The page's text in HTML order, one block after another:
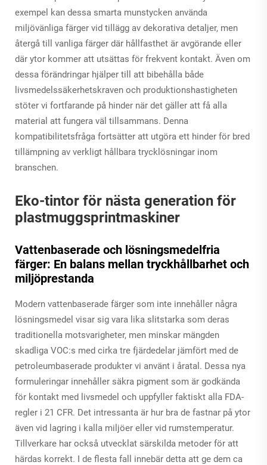
exempel kan dessa smarta munstycken använda
miljövänliga färger vid tillägg av dekorativa detaljer, men
återgå till vanliga färger där hållfasthet är avgörande eller
där ytor kommer att utsättas för frekvent kontakt. Även om
dessa förändringar hjälper till att bibehålla både
livsmedelssäkerhetskraven och produktionshastigheten
stöter vi fortfarande på hinder när det gäller att få alla
material att fungera väl tillsammans. Denna
kompatibilitetsfråga fortsätter att utgöra ett hinder för bred
tillämpning av verkligt hållbara trycklösningar inom
branschen.
Eko-tintor för nästa generation för
plastmuggsprintmaskiner
Vattenbaserade och lösningsmedelfria
färger: En balans mellan tryckhållbarhet och
miljöprestanda
Modern vattenbaserade färger som inte innehåller några
lösningsmedel visar sig vara lika slitstarka som deras
traditionella motsvarigheter, men minskar mängden
skadliga VOC:s med cirka tre fjärdedelar jämfört med de
petroleumbaserade produkter vi använt i åratal. Dessa nya
formuleringar innehåller säkra pigment som är godkända
för kontakt med livsmedel och uppfyller faktiskt alla FDA-
regler i 21 CFR. Det intressanta är hur bra de fastnar på ytor
även vid lagring i kalla miljöer eller vid rumstemperatur.
Tillverkare har också utvecklat särskilda metoder för att
härdas korrekt. I de flesta fall innebär detta att ge dem ca